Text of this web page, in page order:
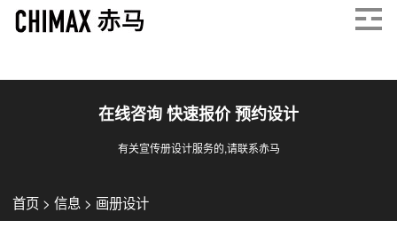
在线咨询 快速报价 预约设计
有关宣传册设计服务的,请联系赤马
首页 > 信息 > 画册设计